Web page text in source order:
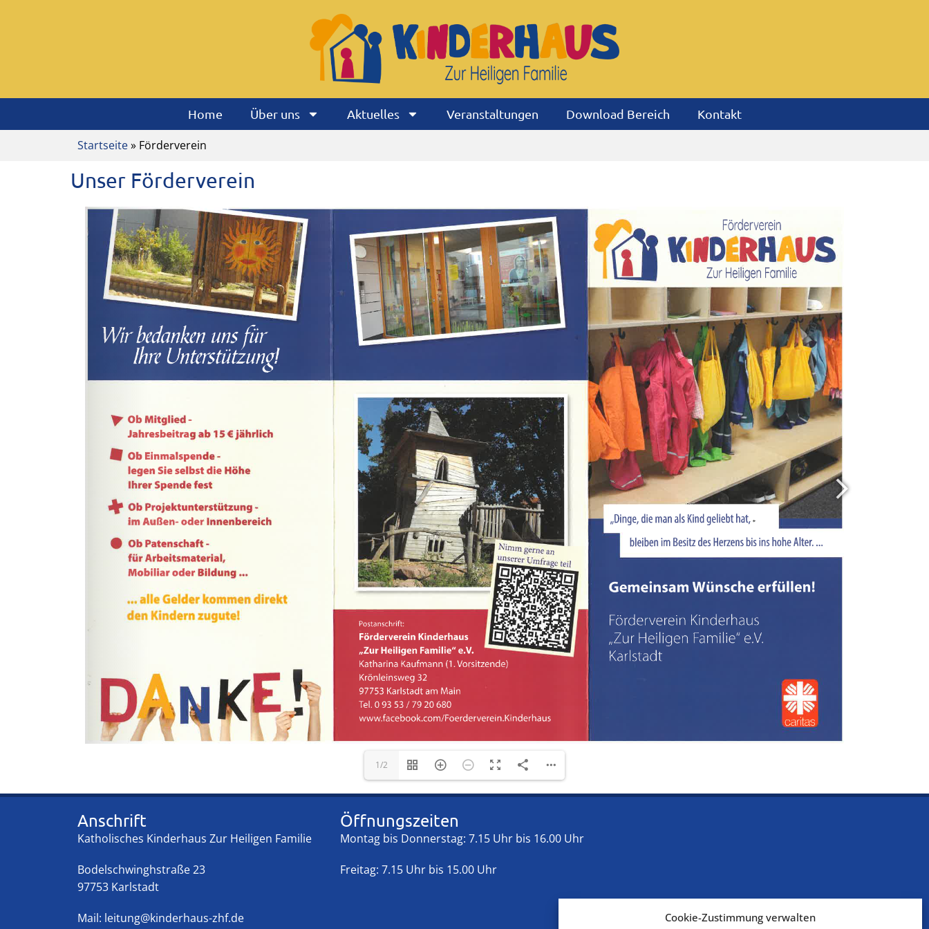
Cookie-Zustimmung verwalten
Home Über uns Aktuelles Veranstaltungen Download Bereich Kontakt
Startseite» Förderverein
Unser Förderverein
1/2
Anschrift
Katholisches Kinderhaus Zur Heiligen Familie
Bodelschwinghstraße 23
97753 Karlstadt
Mail: leitung@kinderhaus-zhf.de
Öffnungszeiten
Montag bis Donnerstag: 7.15 Uhr bis 16.00 Uhr
Freitag: 7.15 Uhr bis 15.00 Uhr